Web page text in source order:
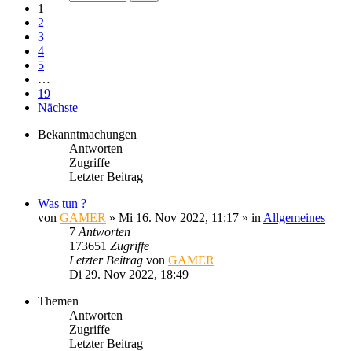
1
2
3
4
5
…
19
Nächste
Bekanntmachungen
Antworten
Zugriffe
Letzter Beitrag
Was tun ?
von GAMER » Mi 16. Nov 2022, 11:17 » in Allgemeines
7 Antworten
173651 Zugriffe
Letzter Beitrag von GAMER
Di 29. Nov 2022, 18:49
Themen
Antworten
Zugriffe
Letzter Beitrag